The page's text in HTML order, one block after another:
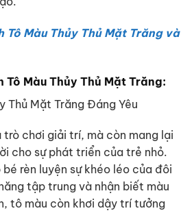
Tô Màu Thủy Thủ Mặt Trăng và
Tô Màu Thủy Thủ Mặt Trăng:
Thủ Mặt Trăng Đáng Yêu
trò chơi giải trí, mà còn mang lại
cho sự phát triển của trẻ nhỏ.
rèn luyện sự khéo léo của đôi
tập trung và nhận biết màu
tô màu còn khơi dậy trí tưởng